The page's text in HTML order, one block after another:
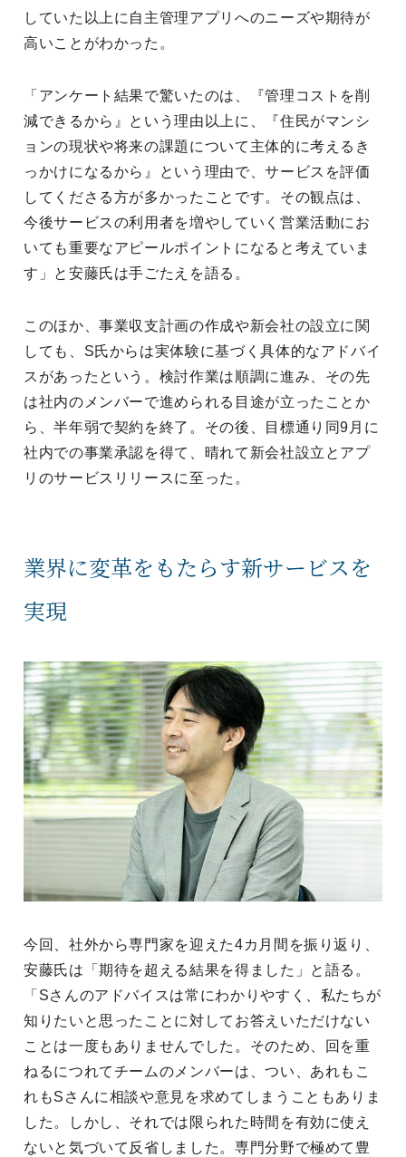
していた以上に自主管理アプリへのニーズや期待が
高いことがわかった。
「アンケート結果で驚いたのは、『管理コストを削
減できるから』という理由以上に、『住民がマンシ
ョンの現状や将来の課題について主体的に考えるき
っかけになるから』という理由で、サービスを評価
してくださる方が多かったことです。その観点は、
今後サービスの利用者を増やしていく営業活動にお
いても重要なアピールポイントになると考えていま
す」と安藤氏は手ごたえを語る。
このほか、事業収支計画の作成や新会社の設立に関
しても、S氏からは実体験に基づく具体的なアドバイ
スがあったという。検討作業は順調に進み、その先
は社内のメンバーで進められる目途が立ったことか
ら、半年弱で契約を終了。その後、目標通り同9月に
社内での事業承認を得て、晴れて新会社設立とアプ
リのサービスリリースに至った。
業界に変革をもたらす新サービスを
実現
今回、社外から専門家を迎えた4カ月間を振り返り、
安藤氏は「期待を超える結果を得ました」と語る。
「Sさんのアドバイスは常にわかりやすく、私たちが
知りたいと思ったことに対してお答えいただけない
ことは一度もありませんでした。そのため、回を重
ねるにつれてチームのメンバーは、つい、あれもこ
れもSさんに相談や意見を求めてしまうこともありま
した。しかし、それでは限られた時間を有効に使え
ないと気づいて反省しました。専門分野で極めて豊